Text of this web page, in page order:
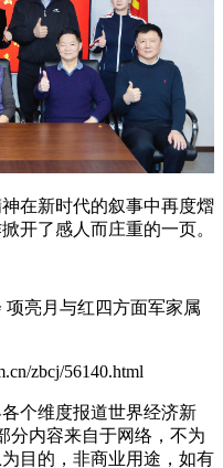
在新时代的叙事中再度熠
开了感人而庄重的一页。
亮月与红四方面军家属
zbcj/56140.html
个维度报道世界经济新
分内容来自于网络，不为
目的，非商业用途，如有